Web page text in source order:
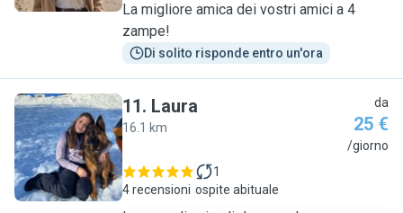
La migliore amica dei vostri amici a 4
zampe!
Di solito risponde entro un'ora
L
11. Laura
16.1 km
da
25 €
/giorno
4 recensioni
1
ospite abituale